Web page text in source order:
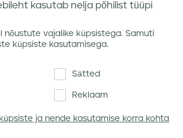
kasutab nelja põhilist tüüpi
nõustute vajalike küpsistega. Samuti
küpsiste kasutamisega.
Sätted
Reklaam
ja nende kasutamise korra kohta